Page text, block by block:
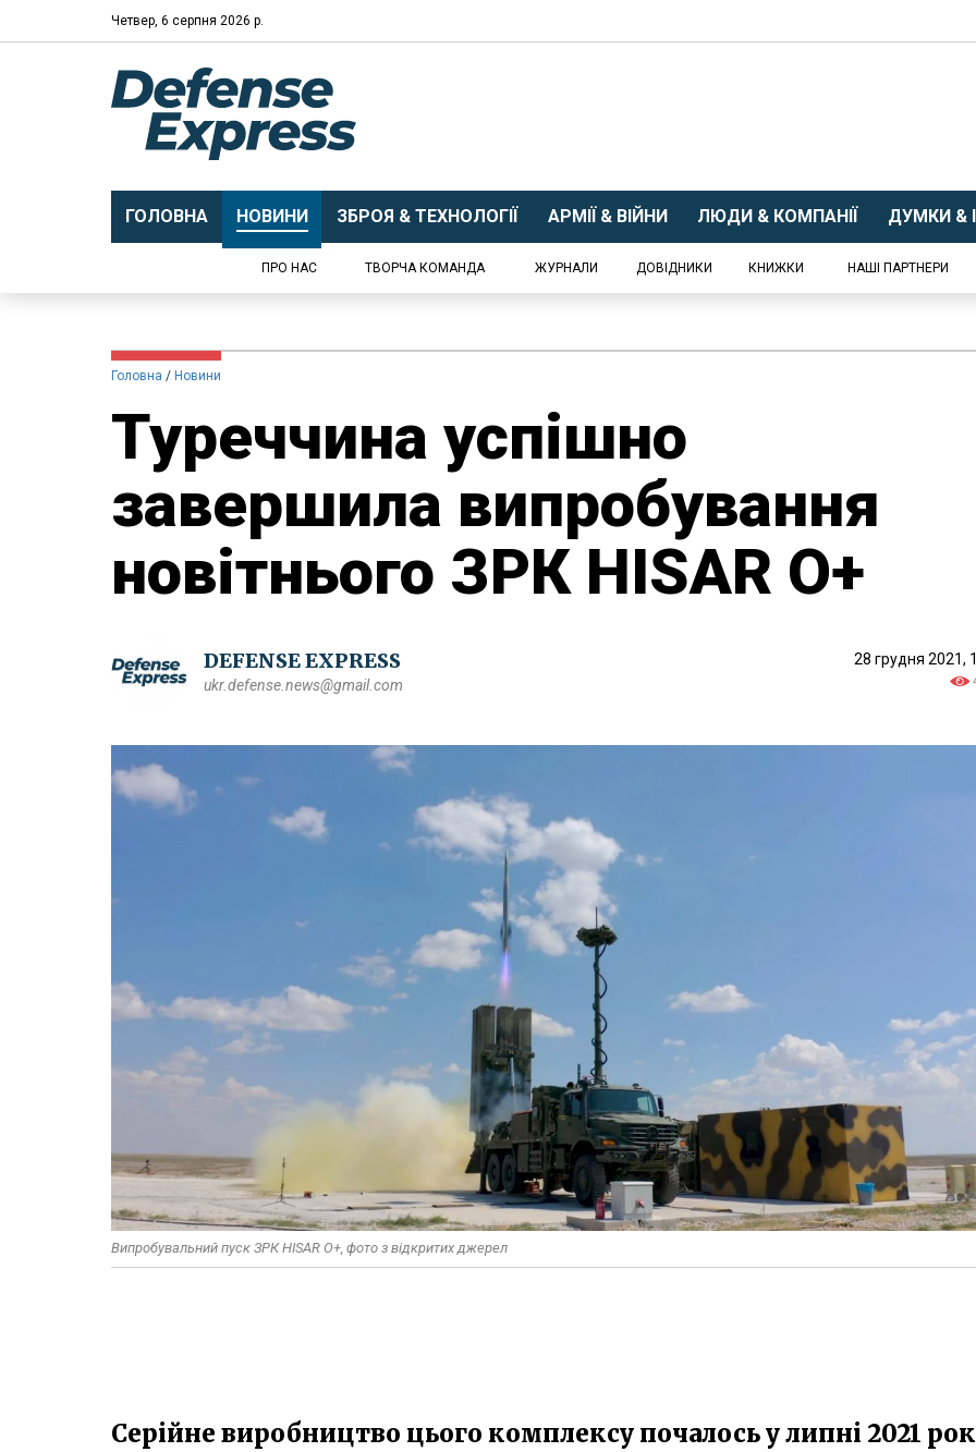
Четвер, 6 серпня 2026 р.
ГОЛОВНА НОВИНИ ЗБРОЯ & ТЕХНОЛОГІЇ АРМІЇ & ВІЙНИ ЛЮДИ & КОМПАНІЇ ДУМКИ &
ПРО НАС ТВОРЧА КОМАНДА ЖУРНАЛИ ДОВІДНИКИ КНИЖКИ НАШІ ПАРТНЕРИ
Головна Новини
Туреччина успішно
завершила випробування
новітнього ЗРК HISAR O+
DEFENSE EXPRESS
ukr.defense.news@gmail.com
28 грудня 2021,
Випробувальний пуск ЗРК HISAR O+, фото з відкритих джерел
Серійне виробництво цього комплексу почалось у липні 2021